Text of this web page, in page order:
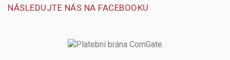
NÁSLEDUJTE NÁS NA FACEBOOKU